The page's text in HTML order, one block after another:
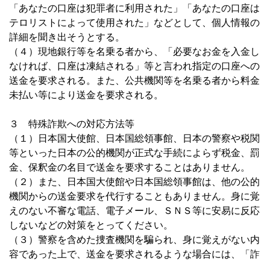
「あなたの口座は犯罪者に利用された」「あなたの口座は
テロリストによって使用された」などとして、個人情報の
詳細を聞き出そうとする。
（４）現地銀行等を名乗る者から、「必要なお金を入金し
なければ、口座は凍結される」等と言われ指定の口座への
送金を要求される。また、公共機関等を名乗る者から料金
未払い等により送金を要求される。
３ 特殊詐欺への対応方法等
（１）日本国大使館、日本国総領事館、日本の警察や税関
等といった日本の公的機関が正式な手続によらず税金、罰
金、保釈金の名目で送金を要求することはありません。
（２）また、日本国大使館や日本国総領事館は、他の公的
機関からの送金要求を代行することもありません。身に覚
えのない不審な電話、電子メール、ＳＮＳ等に安易に反応
しないなどの対策をとってください。
（３）警察を含めた捜査機関を騙られ、身に覚えがない内
容であった上で、送金を要求されるような場合には、「詐